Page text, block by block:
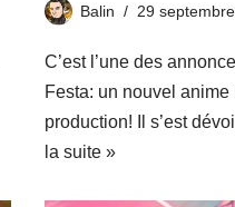
Balin 29
C’est l’une des
Festa: un nouvel
production! Il s’est
la suite »